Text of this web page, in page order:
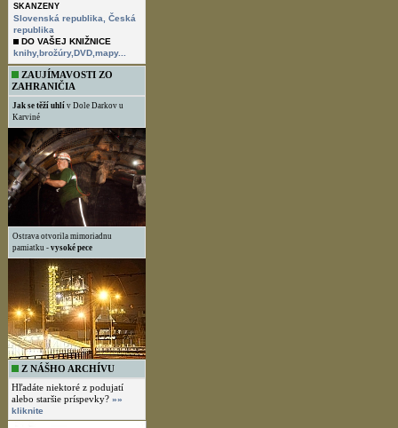
SKANZENY
Slovenská republika,
Česká
republika
DO VAŠEJ KNIŽNICE
knihy,brožúry,DVD,mapy...
ZAUJÍMAVOSTI ZO
ZAHRANIČIA
Jak se těží uhlí v Dole Darkov u
Karviné
Ostrava otvorila mimoriadnu
pamiatku - vysoké pece
Z NÁŠHO ARCHÍVU
Hľadáte niektoré z podujatí
alebo staršie príspevky? »»
kliknite